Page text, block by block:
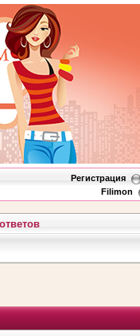
Регистрация
Filimon